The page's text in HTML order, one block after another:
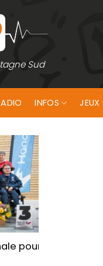
Sud
INFOS JEUX
pour Lorient